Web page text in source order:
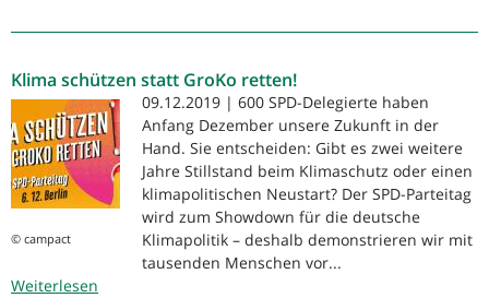
Ku‘damm!
000
beim
Berliner
Klimastreik
Klima schützen statt GroKo retten!
© campact
09.12.2019 | 600 SPD-Delegierte haben
Anfang Dezember unsere Zukunft in der
Hand. Sie entscheiden: Gibt es zwei weitere
Jahre Stillstand beim Klimaschutz oder einen
klimapolitischen Neustart? Der SPD-Parteitag
wird zum Showdown für die deutsche
Klimapolitik – deshalb demonstrieren wir mit
tausenden Menschen vor...
Weiterlesen